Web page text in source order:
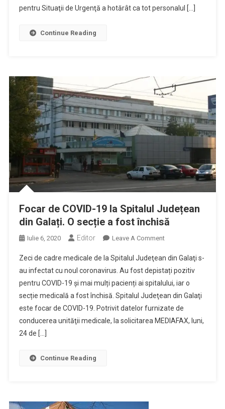
CoV-
Urgenţă
A
Ajuns
La
106
pentru Situaţii de Urgenţă a hotărât ca tot personalul […]
Continue Reading
Focar de COVID-19 la Spitalul Județean
din Galați. O secție a fost închisă
Iulie 6, 2020 Editor Leave A CommentOn
De
COVID-
19
La
Spitalul
Județean
Zeci de cadre medicale de la Spitalul Judeţean din Galaţi s-
au infectat cu noul coronavirus. Au fost depistați pozitiv
pentru COVID-19 și mai mulți pacienți ai spitalului, iar o
secție medicală a fost închisă. Spitalul Judeţean din Galaţi
este focar de COVID-19. Potrivit datelor furnizate de
conducerea unităţii medicale, la solicitarea MEDIAFAX, luni,
24 de […]
Continue Reading